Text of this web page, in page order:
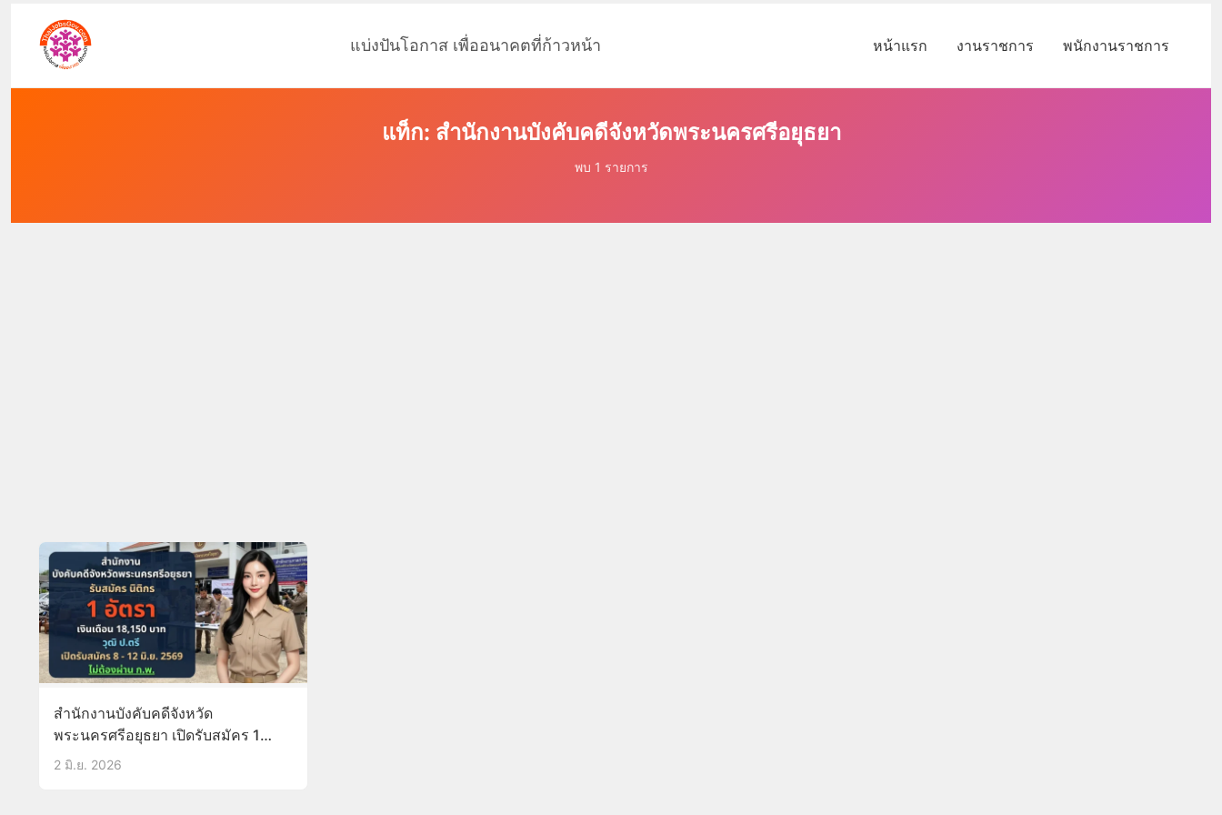
แบ่งปันโอกาส เพื่ออนาคตที่ก้าวหน้า หน้าแรก งานราชการ พนักงานราชการ
แท็ก: สำนักงานบังคับคดีจังหวัดพระนครศรีอยุธยา
พบ 1 รายการ
สำนักงานบังคับคดีจังหวัด
พระนครศรีอยุธยา เปิดรับสมัคร 1
อัตรา
2 มิ.ย. 2026